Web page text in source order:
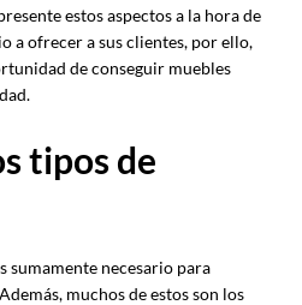
estos aspectos a la hora de
a ofrecer a sus clientes, por ello,
de conseguir muebles
tipos de
sumamente necesario para
muchos de estos son los